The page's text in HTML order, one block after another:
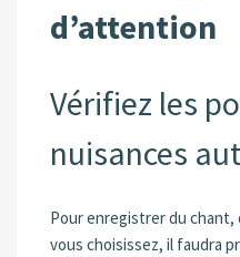
d’attention
Vérifiez les
nuisances
Pour enregistrer du chant,
vous choisissez, il faudra